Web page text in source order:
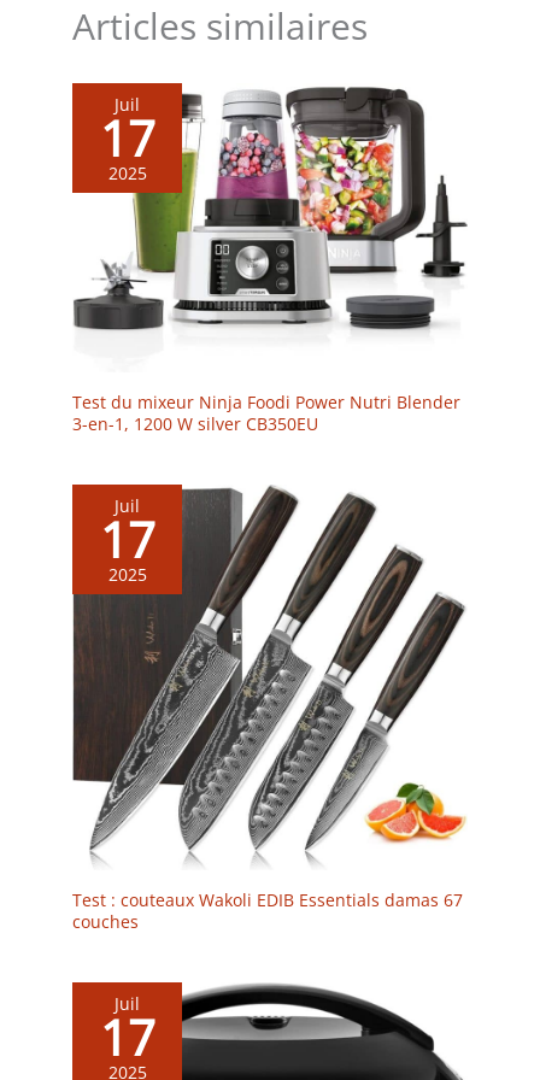
ingrédients que vous avez,
créez votre liste de course,
plus CONTENU: Easy Fry
Mega
Articles similaires
Juil
17
2025
Test du mixeur Ninja Foodi Power Nutri Blender
3-en-1, 1200 W silver CB350EU
Juil
17
2025
Test : couteaux Wakoli EDIB Essentials damas 67
couches
Juil
17
2025